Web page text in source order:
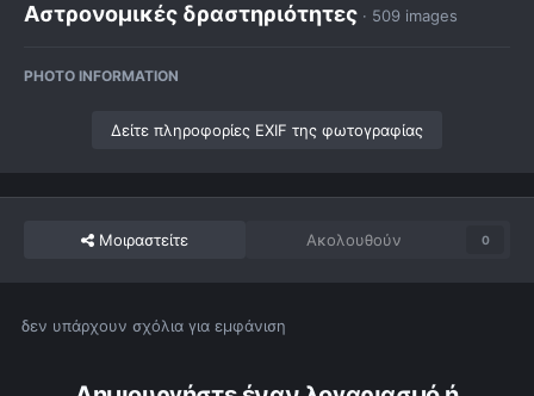
Αστρονομικές δραστηριότητες · 509 images
PHOTO INFORMATION
Δείτε πληροφορίες EXIF της φωτογραφίας
Μοιραστείτε Ακολουθούν 0
δεν υπάρχουν σχόλια για εμφάνιση